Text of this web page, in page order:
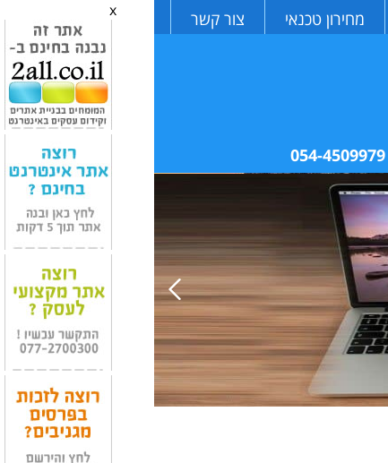
x מחירון טכנאי צור קשר
054-4509979